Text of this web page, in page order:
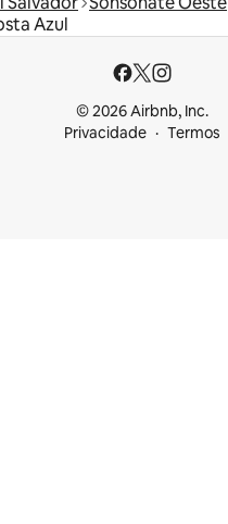
Azul
© 2026 Airbnb, Inc.
Privacidade
Termos